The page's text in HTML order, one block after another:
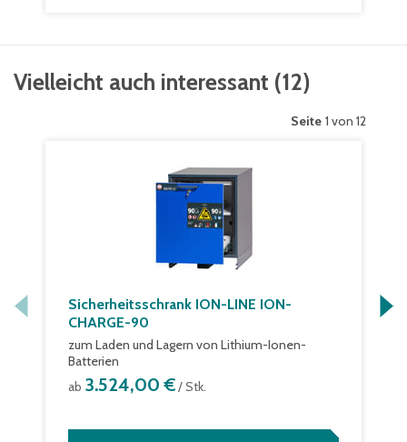
Vielleicht auch interessant (12)
Seite 1 von 12
Sicherheitsschrank ION-LINE ION-
CHARGE-90
zum Laden und Lagern von Lithium-Ionen-
Batterien
ab 3.524,00 €/ Stk.